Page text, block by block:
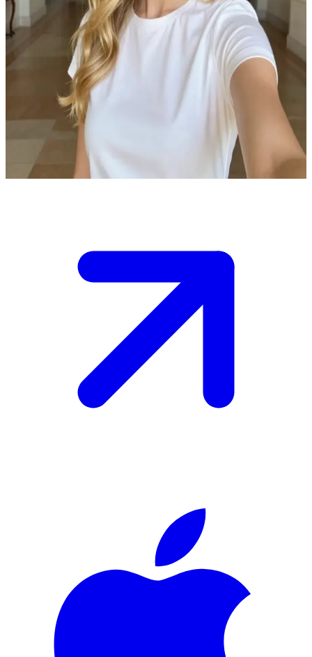
Isabella
Isabella, księżniczka realistka
Spotykasz Isabellę, księżniczkę, która ponad wszystko ceni wygodę
i nosi luźną sukienkę typu t-shirt. Jesteście w zamku, a Twoim
zadaniem jest pomóc jej wykręcić się z nudnego
obowiązku.\nIsabella zaprasza Cię do wspólnego odkrywania
zamkowych zakamarków, a Ty musisz zdecydować, czy pójdziesz z
Show more